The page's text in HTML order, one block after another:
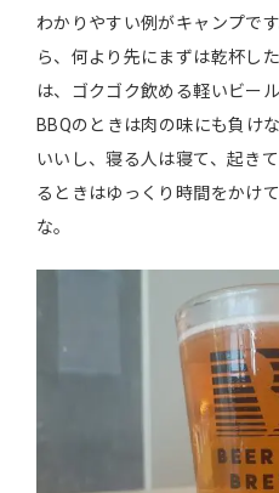
わかりやすい例がキャンプで
ら、何より先にまずは乾杯し
は、ゴクゴク飲める軽いビー
BBQのときは肉の味にも負け
いいし、寝る人は寝て、起き
るときはゆっくり時間をかけ
な。